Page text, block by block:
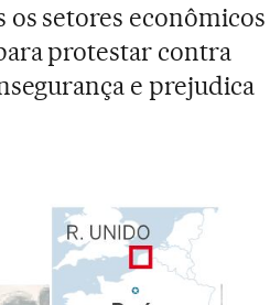
os setores econômicos
protestar contra
e prejudica